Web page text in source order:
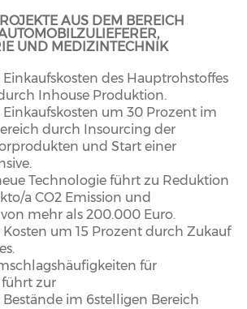
AUS DEM BEREICH
UND MEDIZINTECHNIK
des Hauptrohstoffes
Inhouse Produktion.
um 30 Prozent im
durch Insourcing der
und Start einer
Technologie führt zu Reduktion
a CO2 Emission und
mehr als 200.000 Euro.
um 15 Prozent durch Zukauf
für
zur
im 6stelligen Bereich